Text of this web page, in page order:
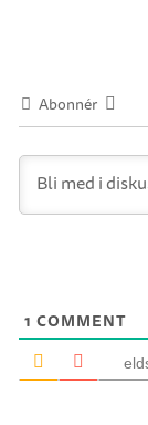
Abonnér
1 COMMENT